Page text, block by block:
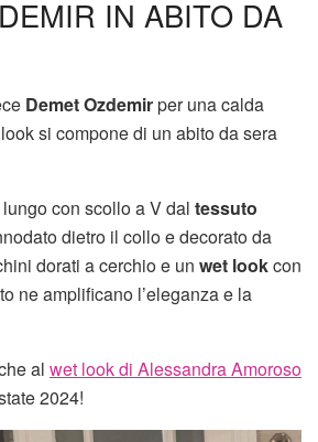
IN ABITO DA
Demet Ozdemirper una calda
si compone di un abito da sera
con scollo a V dal tessuto
dietro il collo e decorato da
dorati a cerchio e un wet lookcon
ne amplificano l’eleganza e la
al wet look di Alessandra Amoroso
2024!